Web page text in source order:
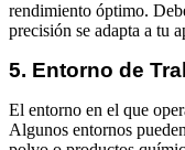
rendimiento óptimo.
precisión se adapta a tu
5. Entorno de
El entorno en el que
Algunos entornos